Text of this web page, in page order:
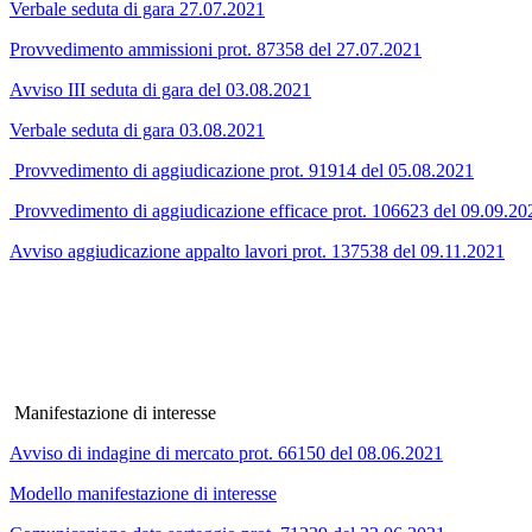
Verbale seduta di gara 27.07.2021
Provvedimento ammissioni prot. 87358 del 27.07.2021
Avviso III seduta di gara del 03.08.2021
Verbale seduta di gara 03.08.2021
Provvedimento di aggiudicazione prot. 91914 del 05.08.2021
Provvedimento di aggiudicazione efficace prot. 106623 del
Avviso aggiudicazione appalto lavori prot. 137538 del 09.11.2021
Manifestazione di interesse
Avviso di indagine di mercato prot. 66150 del 08.06.2021
Modello manifestazione di interesse